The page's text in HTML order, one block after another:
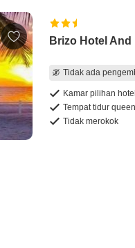
Brizo Hotel
Tidak ada
Kamar pilihan hotel
Tempat tidur queen
Tidak merokok